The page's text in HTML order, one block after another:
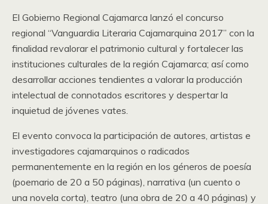
El Gobierno Regional Cajamarca lanzó el concurso
regional “Vanguardia Literaria Cajamarquina 2017” con la
finalidad revalorar el patrimonio cultural y fortalecer las
instituciones culturales de la región Cajamarca; así como
desarrollar acciones tendientes a valorar la producción
intelectual de connotados escritores y despertar la
inquietud de jóvenes vates.
El evento convoca la participación de autores, artistas e
investigadores cajamarquinos o radicados
permanentemente en la región en los géneros de poesía
(poemario de 20 a 50 páginas), narrativa (un cuento o
una novela corta), teatro (una obra de 20 a 40 páginas) y